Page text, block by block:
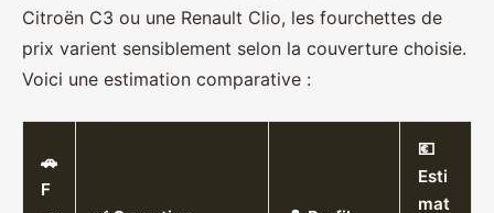
Citroën C3 ou une Renault Clio, les fourchettes de
prix varient sensiblement selon la couverture choisie.
Voici une estimation comparative :
🚗
F
💶
Esti
mat